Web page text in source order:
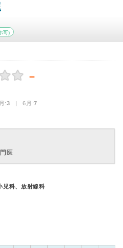
可)
－
:3 | 6月:7
医
児科、放射線科